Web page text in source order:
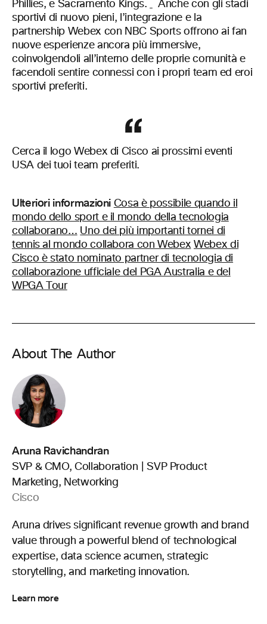
Phillies, e Sacramento Kings.
Anche con gli stadi
sportivi di nuovo pieni, l’integrazione e la
partnership Webex con NBC Sports offrono ai fan
nuove esperienze ancora più immersive,
coinvolgendoli all’interno delle proprie comunità e
facendoli sentire connessi con i propri team ed eroi
sportivi preferiti.
Cerca il logo Webex di Cisco ai prossimi eventi
USA dei tuoi team preferiti.
Ulteriori informazioni Cosa è possibile quando il
mondo dello sport e il mondo della tecnologia
collaborano… Uno dei più importanti tornei di
tennis al mondo collabora con Webex Webex di
Cisco è stato nominato partner di tecnologia di
collaborazione ufficiale del PGA Australia e del
WPGA Tour
About The Author
Aruna Ravichandran
SVP & CMO, Collaboration | SVP Product
Marketing, Networking
Cisco
Aruna drives significant revenue growth and brand
value through a powerful blend of technological
expertise, data science acumen, strategic
storytelling, and marketing innovation.
Learn more